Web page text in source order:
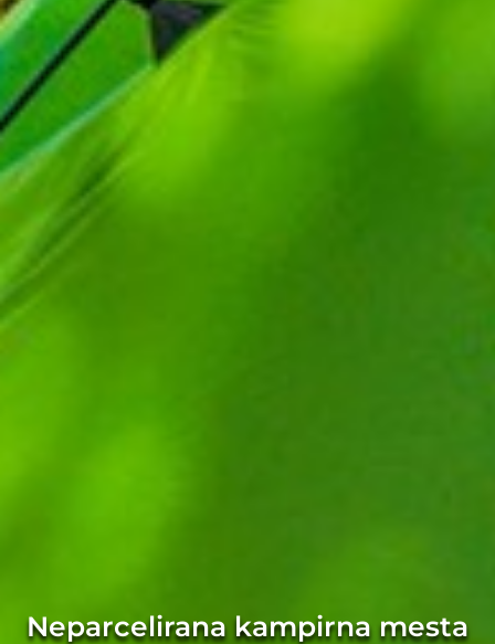
Neparcelirana kampirna mesta